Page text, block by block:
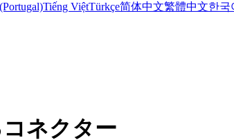
Tiếng ViệtTürkçe简体中文繁體中文한국
ネクター